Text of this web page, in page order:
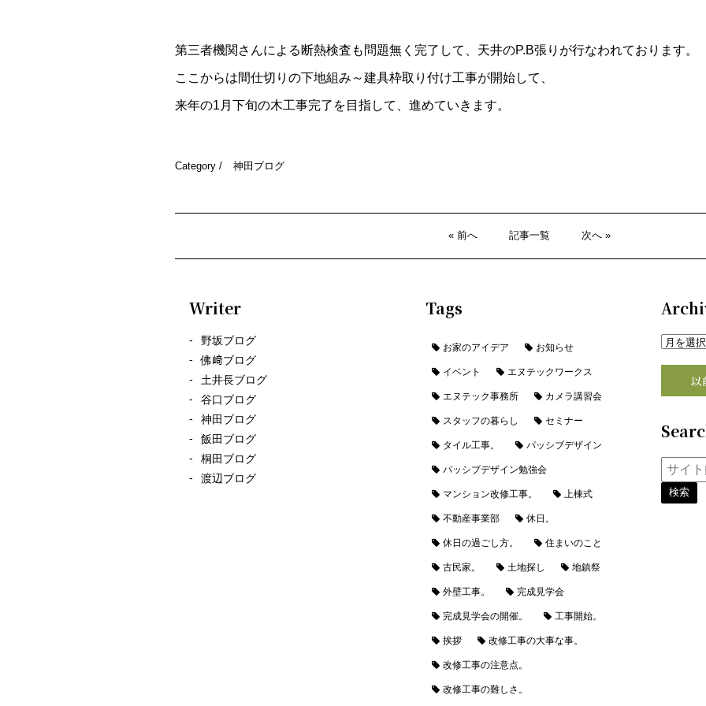
第三者機関さんによる断熱検査も問題無く完了して、天井のP.B張りが行なわれております。
ここからは間仕切りの下地組み～建具枠取り付け工事が開始して、
来年の1月下旬の木工事完了を目指して、進めていきます。
Category / 神田ブログ
« 前へ 記事一覧 次へ »
Writer
野坂ブログ
佛﨑ブログ
土井長ブログ
谷口ブログ
神田ブログ
飯田ブログ
桐田ブログ
渡辺ブログ
Tags
お家のアイデア お知らせ
イベント エヌテックワークス
エヌテック事務所 カメラ講習会
スタッフの暮らし セミナー
タイル工事。 パッシブデザイン
パッシブデザイン勉強会
マンション改修工事。 上棟式
不動産事業部 休日。
休日の過ごし方。 住まいのこと
古民家。 土地探し 地鎮祭
外壁工事。 完成見学会
完成見学会の開催。 工事開始。
挨拶 改修工事の大事な事。
改修工事の注意点。
改修工事の難しさ。
以